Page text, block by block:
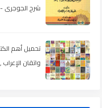
شرح الجوجرى
تحميل أهم
واتقان الإعراب , pdf